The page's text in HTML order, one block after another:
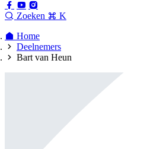
Zoeken
K
Home
Deelnemers
Bart van Heun